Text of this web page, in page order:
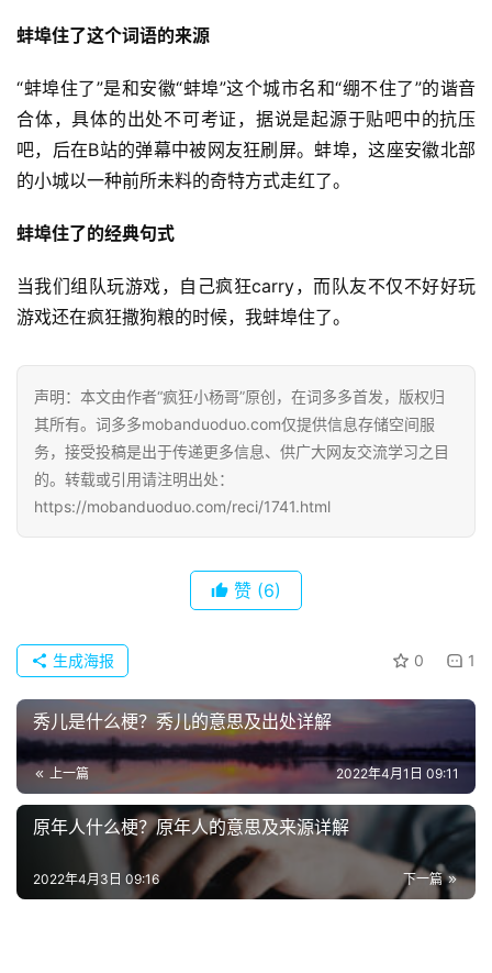
蚌埠住了这个词语的来源
“蚌埠住了”是和安徽“蚌埠”这个城市名和“绷不住了”的谐音
合体，具体的出处不可考证，据说是起源于贴吧中的抗压
吧，后在B站的弹幕中被网友狂刷屏。蚌埠，这座安徽北部
的小城以一种前所未料的奇特方式走红了。
蚌埠住了的经典句式
当我们组队玩游戏，自己疯狂carry，而队友不仅不好好玩
游戏还在疯狂撒狗粮的时候，我蚌埠住了。
声明：本文由作者“疯狂小杨哥”原创，在词多多首发，版权归
其所有。词多多mobanduoduo.com仅提供信息存储空间服
务，接受投稿是出于传递更多信息、供广大网友交流学习之目
的。转载或引用请注明出处：
https://mobanduoduo.com/reci/1741.html
赞 (6)
0 1
生成海报
秀儿是什么梗？秀儿的意思及出处详解
上一篇 2022年4月1日 09:11
原年人什么梗？原年人的意思及来源详解
下一篇
2022年4月3日 09:16